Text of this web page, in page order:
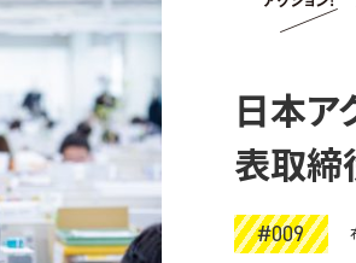
日本ア
表取締
#009